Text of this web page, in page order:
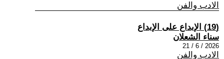
الادب والفن
(19) الإبداع على الإبداع
سناء الشعلان
2026 / 6 / 21
الادب والفن